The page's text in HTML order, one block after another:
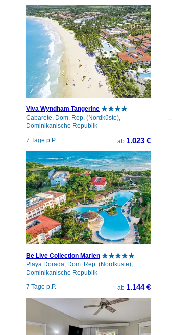
Viva Wyndham Tangerine
Cabarete, Dom. Rep. (Nordküste),
Dominikanische Republik
7 Tage p.P.
ab 1.023 €
Be Live Collection Marien
Playa Dorada, Dom. Rep. (Nordküste),
Dominikanische Republik
7 Tage p.P.
ab 1.144 €